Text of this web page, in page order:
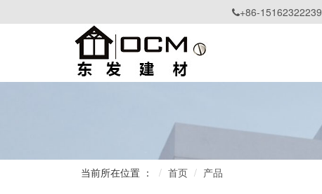
+86-15162322239
当前所在位置 ： 首页 产品